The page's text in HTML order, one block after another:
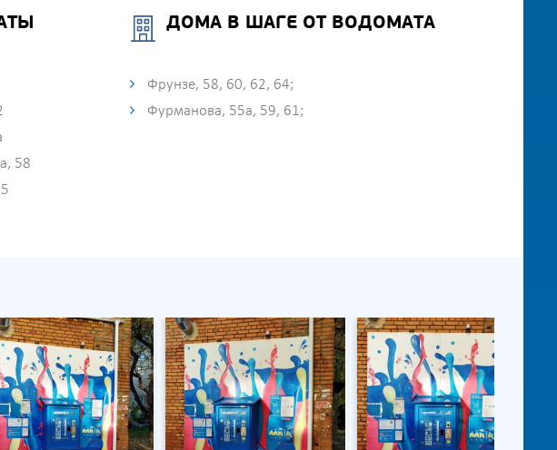
58
ДОМА В ШАГЕ ОТ ВОДОМАТА
Фрунзе, 58, 60, 62, 64;
Фурманова, 55а, 59, 61;